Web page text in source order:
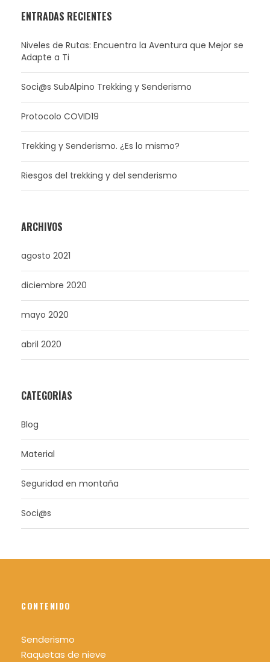
ENTRADAS RECIENTES
Niveles de Rutas: Encuentra la Aventura que Mejor se
Adapte a Ti
Soci@s SubAlpino Trekking y Senderismo
Protocolo COVID19
Trekking y Senderismo. ¿Es lo mismo?
Riesgos del trekking y del senderismo
ARCHIVOS
agosto 2021
diciembre 2020
mayo 2020
abril 2020
CATEGORÍAS
Blog
Material
Seguridad en montaña
Soci@s
CONTENIDO
Senderismo
Raquetas de nieve